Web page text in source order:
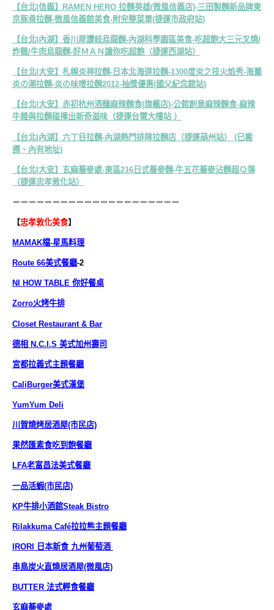
【台北|信義】RAMEN HERO 拉麵英雄(微風信義店)-三田製麵新品牌東
京豚骨拉麵-微風信義館美食-附完整菜單(捷運市政府站)
【台北|內湖】香川屋讚岐烏龍麵-內湖科學園區美食-吃超飽大三元叉燒/
炸雞/牛肉烏龍麵-好ＭＡＮ讓你吃超飽（捷運西湖站）
【台北|大安】札幌炎神拉麵-日本北海道拉麵-1300度炎之技火焰秀-海薰
炎の潮拉麵-炎の味噌拉麵2012-抽獎優惠(國父紀念館站)
【台北|大安】赤初杭州酒釀麻辣麵食(旗艦店)-公館創意麻辣麵食-麻辣
牛雜與拉麵碰撞出新奇滋味（捷運台電大樓站 ）
【台北|內湖】六丁目拉麵-內湖熱門排隊拉麵店（捷運葫州站） (已搬
遷、內有地址)
【台北|大安】玄麻蕎麥處-東區216日式蕎麥麵-牛五花蕎麥沾麵超Ｑ彈
（捷運忠孝敦化站）
－－－－－－－－－－－－－－－－－－－－－
【忠孝敦化美食】
MAMAK檔-星馬料理
Route 66美式餐廳-2
NI HOW TABLE 你好餐桌
Zorro火烤牛排
Closet Restaurant & Bar
德相 N.C.I.S 美式加州壽司
宮都拉義式主題餐廳
CaliBurger美式漢堡
YumYum Deli
川賀燒烤居酒屋(市民店)
果然匯素食吃到飽餐廳
LFA老富昌法美式餐廳
一品活蝦(市民店)
KP牛排小酒館Steak Bistro
Rilakkuma Café拉拉熊主題餐廳
IRORI 日本新食 九州葡萄酒
串鳥炭火直燒居酒屋(微風店)
BUTTER 法式輕食餐廳
玄麻蕎麥處